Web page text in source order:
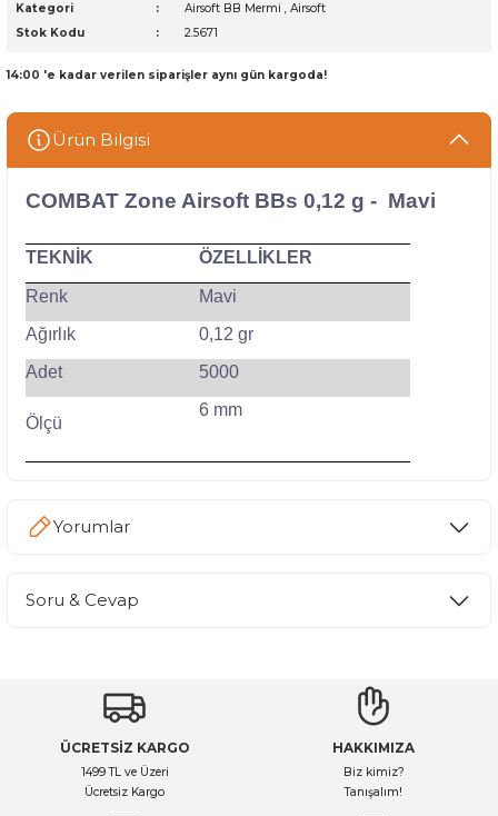
Kategori Airsoft BB Mermi , Airsoft
Stok Kodu
2.5671
14:00 'e kadar verilen siparişler aynı gün kargoda!
Ürün Bilgisi
COMBAT Zone Airsoft BBs 0,12 g - Mavi
TEKNİK ÖZELLİKLER
Renk
Mavi
Ağırlık
0,12 gr
Adet
5000
Ölçü
6 mm
Yorumlar
Soru & Cevap
Ürün hakkında henüz soru sorulmamış.
ÜCRETSİZ KARGO
1499 TL ve Üzeri
Ücretsiz Kargo
HAKKIMIZA
Biz kimiz?
Tanışalım!